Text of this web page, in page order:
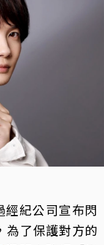
經紀公司宣布閃
為了保護對方的